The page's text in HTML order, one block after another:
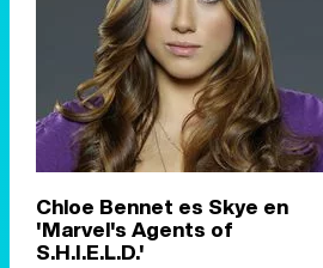
Chloe Bennet es Skye en
'Marvel's Agents of
S.H.I.E.L.D.'